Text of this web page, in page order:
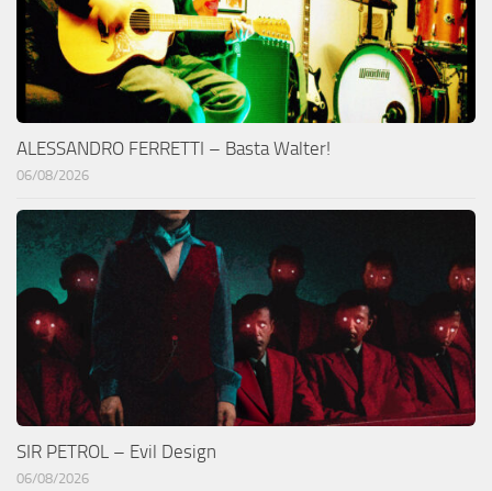
ALESSANDRO FERRETTI – Basta Walter!
06/08/2026
SIR PETROL – Evil Design
06/08/2026